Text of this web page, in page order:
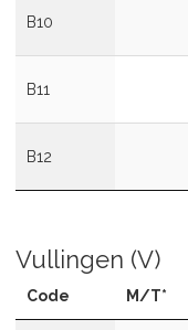
B10
B11
B12
Vullingen (V)
Code M/T*